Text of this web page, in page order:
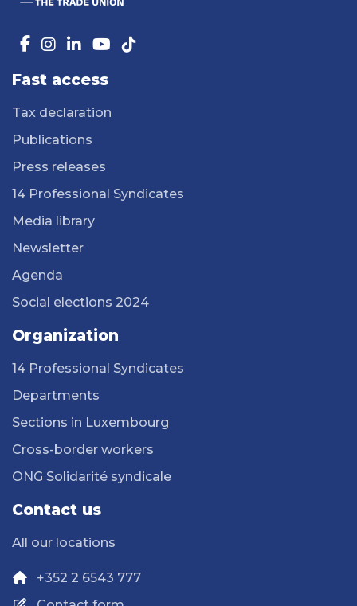
Fast access
Tax declaration
Publications
Press releases
14 Professional Syndicates
Media library
Newsletter
Agenda
Social elections 2024
Organization
14 Professional Syndicates
Departments
Sections in Luxembourg
Cross-border workers
ONG Solidarité syndicale
Contact us
All our locations
+352 2 6543 777